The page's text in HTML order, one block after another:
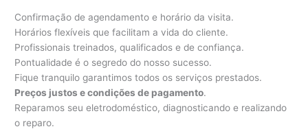
Confirmação de agendamento e horário da visita.
Horários flexíveis que facilitam a vida do cliente.
Profissionais treinados, qualificados e de confiança.
Pontualidade é o segredo do nosso sucesso.
Fique tranquilo garantimos todos os serviços prestados.
Preços justos e condições de pagamento.
Reparamos seu eletrodoméstico, diagnosticando e realizando
o reparo.